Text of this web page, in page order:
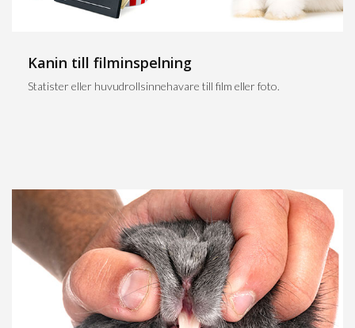
Kanin till filminspelning
Statister eller huvudrollsinnehavare till film eller foto.